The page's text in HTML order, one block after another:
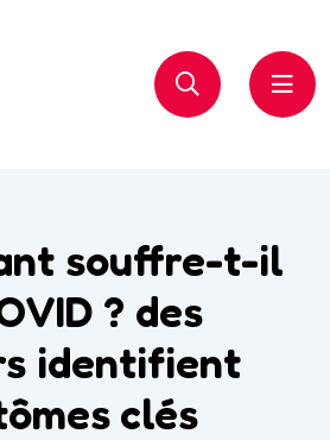
souffre-t-il
? des
identifient
clés